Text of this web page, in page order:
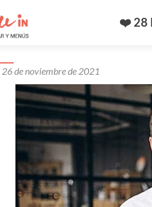
❤️ 28
26 de noviembre de 2021